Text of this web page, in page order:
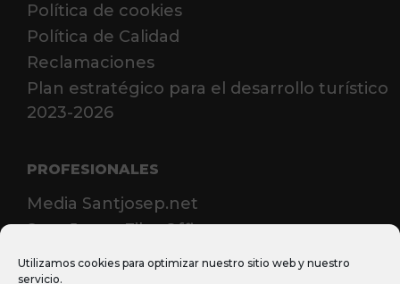
Utilizamos cookies para optimizar nuestro sitio web y nuestro
servicio.
Política de cookies
Política de Calidad
Reclamaciones
Plan estratégico para el desarrollo turístico
2023-2026
PROFESIONALES
Media Santjosep.net
Sant Josep Film Office
MICE